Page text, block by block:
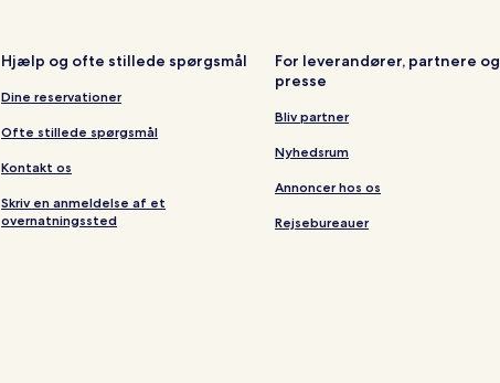
Hjælp og ofte stillede spørgsmål
Dine reservationer
Ofte stillede spørgsmål
Kontakt os
Skriv en anmeldelse af et
overnatningssted
For leverandører, partnere og
presse
Bliv partner
Nyhedsrum
Annoncer hos os
Rejsebureauer